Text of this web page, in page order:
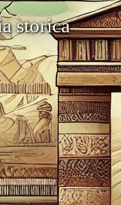
storica